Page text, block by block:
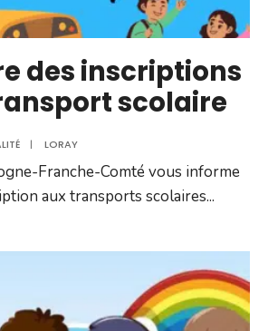
territoire
de
Belfort
–
2025
des inscriptions
scolaire
| LORAY
Franche-Comté vous informe
aux transports scolaires...